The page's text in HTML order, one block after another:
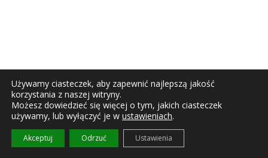
Używamy ciasteczek, aby zapewnić najlepszą jakość
korzystania z naszej witryny.
Możesz dowiedzieć się więcej o tym, jakich ciasteczek
używamy, lub wyłączyć je w ustawieniach.
Akceptuj Odrzuć Ustawienia